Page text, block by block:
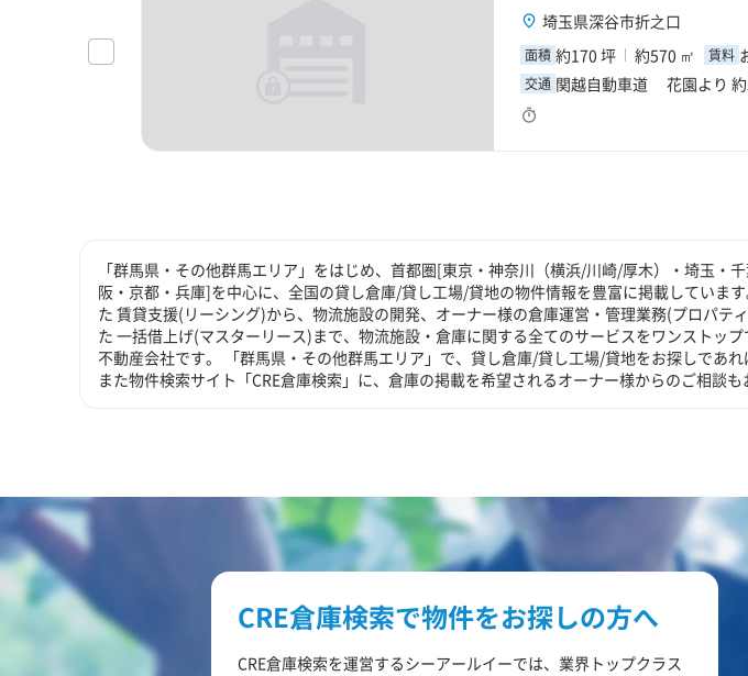
埼玉県深谷市折之口
面積 約170 坪 約570 ㎡ 賃料
交通 関越自動車道 花園より
「群馬県・その他群馬エリア」をはじめ、首都圏[東京・神奈川（横浜/川崎/厚木）・埼玉・
阪・京都・兵庫]を中心に、全国の貸し倉庫/貸し工場/貸地の物件情報を豊富に掲載していま
た 賃貸支援(リーシング)から、物流施設の開発、オーナー様の倉庫運営・管理業務(プロパテ
た 一括借上げ(マスターリース)まで、物流施設・倉庫に関する全てのサービスをワンストッ
不動産会社です。 「群馬県・その他群馬エリア」で、貸し倉庫/貸し工場/貸地をお探しであれ
また物件検索サイト「CRE倉庫検索」に、倉庫の掲載を希望されるオーナー様からのご相談も
CRE倉庫検索で物件をお探しの方へ
CRE倉庫検索を運営するシーアールイーでは、業界トップクラス